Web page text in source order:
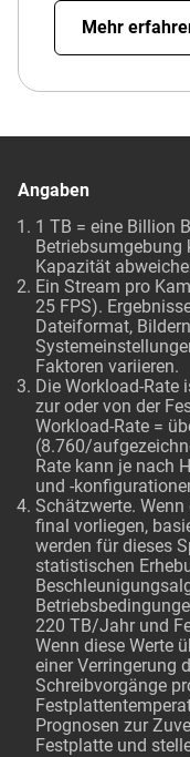
Mehr
Angaben
1 TB = eine Billion
Kapazität
Ein Stream pro
25 FPS).
Dateiformat,
Faktoren variieren.
Die Workload-Rate
zur oder von der
Workload-Rate =
(8.760/
Rate kann je nach
und -
Schätzwerte.
final vorliegen,
werden für dieses
statistischen
220 TB/Jahr und
Wenn diese Werte
einer Verringerung
Schreibvorgänge
Prognosen zur
Festplatte und